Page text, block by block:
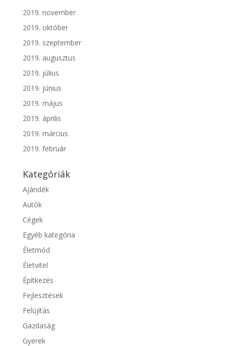
2019. november
2019. október
2019. szeptember
2019. augusztus
2019. július
2019. június
2019. május
2019. április
2019. március
2019. február
Kategóriák
Ajándék
Autók
Cégek
Egyéb kategória
Életmód
Életvitel
Építkezés
Fejlesztések
Felújítás
Gazdaság
Gyerek